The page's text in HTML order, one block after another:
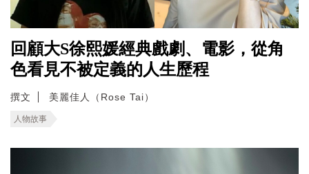
回顧大S徐熙媛經典戲劇、電影，從角
色看見不被定義的人生歷程
撰文 美麗佳人（Rose Tai）
人物故事